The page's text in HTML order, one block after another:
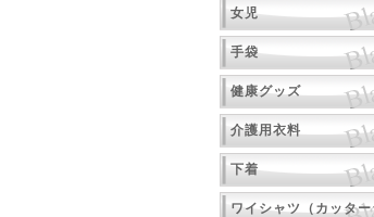
女児
手袋
健康グッズ
介護用衣料
下着
ワイシャツ（カッタ